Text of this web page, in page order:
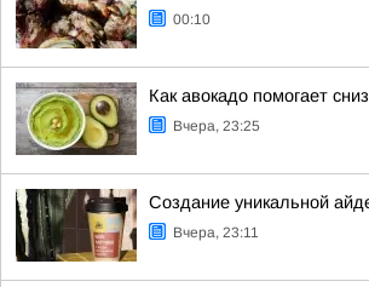
00:10
Как авокадо помогает
Вчера, 23:25
Создание уникальной
Вчера, 23:11